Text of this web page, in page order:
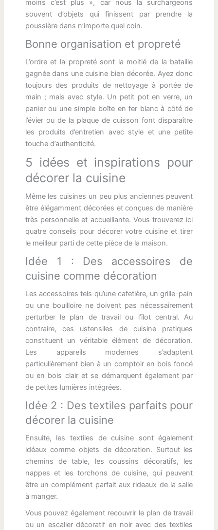
moins c’est plus », car nous la surchargeons
souvent d’objets qui finissent par prendre la
poussière dans n’importe quel coin.
Bonne organisation et propreté
L’ordre et la propreté sont la moitié de la bataille
gagnée dans une cuisine bien décorée. Ayez donc
toujours des produits de nettoyage à portée de
main ; mais avec style. Un petit pot en verre, un
panier ou une simple boîte en fer blanc à côté de
l’évier ou de la plaque de cuisson font disparaître
les produits d’entretien avec style et une petite
touche d’authenticité.
5 idées et inspirations pour
décorer la cuisine
Même les cuisines un peu plus anciennes peuvent
être élégamment décorées et conçues de manière
très personnelle et accueillante. Vous trouverez ici
quatre conseils pour décorer votre cuisine et tirer
le meilleur parti de cette pièce de la maison.
Idée 1 : Des accessoires de
cuisine comme décoration
Les accessoires tels qu’une cafetière, un grille-pain
ou une bouilloire ne doivent pas nécessairement
perturber le plan de travail ou l’îlot central. Au
contraire, ces ustensiles de cuisine pratiques
constituent un véritable élément de décoration.
Les appareils modernes s’adaptent
particulièrement bien à un comptoir en bois foncé
ou en bois clair et se démarquent également par
de petites lumières intégrées.
Idée 2 : Des textiles parfaits pour
décorer la cuisine
Ensuite, les textiles de cuisine sont également
idéaux comme objets de décoration. Surtout les
chemins de table, les coussins décoratifs, les
nappes et les torchons de cuisine, qui peuvent
être un complément parfait aux rideaux de la salle
à manger.
Vous pouvez également recouvrir le plan de travail
ou un escalier décoratif en noir avec des textiles